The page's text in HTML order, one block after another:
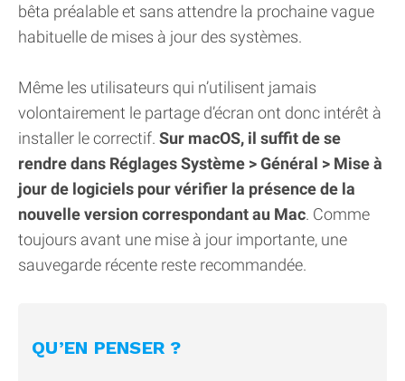
bêta préalable et sans attendre la prochaine vague
habituelle de mises à jour des systèmes.
Même les utilisateurs qui n’utilisent jamais
volontairement le partage d’écran ont donc intérêt à
installer le correctif. Sur macOS, il suffit de se
rendre dans Réglages Système > Général > Mise à
jour de logiciels pour vérifier la présence de la
nouvelle version correspondant au Mac. Comme
toujours avant une mise à jour importante, une
sauvegarde récente reste recommandée.
QU’EN PENSER ?